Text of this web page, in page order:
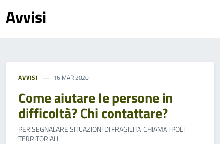
Avvisi
AVVISI 16 MAR 2020
Come aiutare le persone in
difficoltà? Chi contattare?
PER SEGNALARE SITUAZIONI DI FRAGILITA’ CHIAMA I POLI
TERRITORIALI